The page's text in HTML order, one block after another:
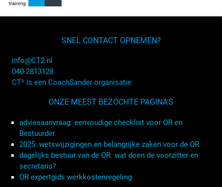
SNEL CONTACT OPNEMEN?
info@CT2.nl
040-2813128
CT² is een CoachSander organisatie
ONZE MEEST BEZOCHTE PAGINA'S
adviesaanvraag: eenvoudige checklist voor OR en
Bestuurder
2025: wetswijzigingen en belangrijke zaken voor de OR
dagelijks bestuur van de OR: wat doen de voorzitter en
secretaris?
OR expertgids werkkostenregeling